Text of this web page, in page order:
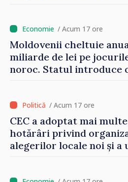
/ Acum 17 ore
Moldovenii cheltuie
miliarde de lei pe
noroc. Statul introduce
la buget / Acum 17 ore
CEC a adoptat mai multe
hotărâri privind
alegerilor locale noi și a